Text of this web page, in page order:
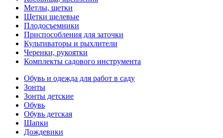
Метлы, щетки
Щетки щелевые
Плодосъемники
Приспособления для заточки
Культиваторы и рыхлители
Черенки, рукоятки
Комплекты садового инструмента
Обувь и одежда для работ в саду
Зонты
Зонты детские
Обувь
Обувь детская
Шапки
Дождевики